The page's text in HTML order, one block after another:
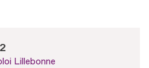
Lillebonne